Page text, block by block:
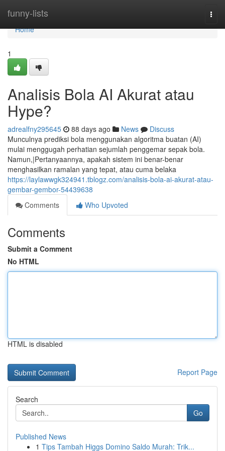
funny-lists
Home
Home
1
Analisis Bola AI Akurat atau
Hype?
adrealfny295645 88 days ago News
Discuss
Munculnya prediksi bola menggunakan algoritma buatan (AI)
mulai menggugah perhatian sejumlah penggemar sepak bola.
Namun,|Pertanyaannya, apakah sistem ini benar-benar
menghasilkan ramalan yang tepat, atau cuma belaka
https://laylawwgk324941.tblogz.com/analisis-bola-ai-akurat-atau-
gembar-gembor-54439638
Comments
Who Upvoted
Comments
Submit a Comment
No HTML
HTML is disabled
Report Page
Search
Go
Published News
1 Tips Tambah Higgs Domino Saldo Murah: Trik...